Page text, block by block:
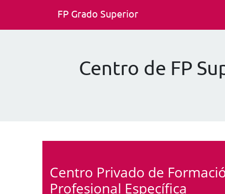
FP Grado Superior
Centro de FP
Centro Privado de
Profesional Específica